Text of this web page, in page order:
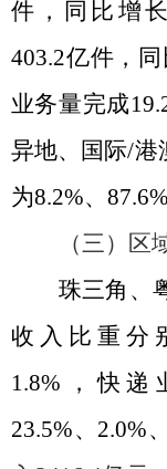
件，同比增长
403.2亿件，
业务量完成
异地、国际/港
为8.2%、 87.6%
（三）区
珠三角、
收入比重分
1.8% ，快递
23.5%、 2.0%、